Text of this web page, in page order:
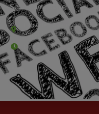
Sede Campestre:
Estrada Governador
Antônio – Barra Mansa
De terça-feira a